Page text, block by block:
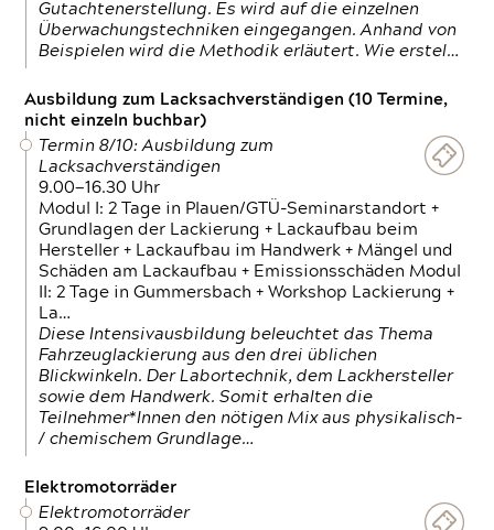
Gutachtenerstellung. Es wird auf die einzelnen
Überwachungstechniken eingegangen. Anhand von
Beispielen wird die Methodik erläutert. Wie erstel…
Ausbildung zum Lacksachverständigen (10 Termine,
nicht einzeln buchbar)
Termin 8/10: Ausbildung zum
Lacksachverständigen
9.00—16.30 Uhr
Modul I: 2 Tage in Plauen/GTÜ-Seminarstandort +
Grundlagen der Lackierung + Lackaufbau beim
Hersteller + Lackaufbau im Handwerk + Mängel und
Schäden am Lackaufbau + Emissionsschäden Modul
II: 2 Tage in Gummersbach + Workshop Lackierung +
La…
Diese Intensivausbildung beleuchtet das Thema
Fahrzeuglackierung aus den drei üblichen
Blickwinkeln. Der Labortechnik, dem Lackhersteller
sowie dem Handwerk. Somit erhalten die
Teilnehmer*Innen den nötigen Mix aus physikalisch-
/ chemischem Grundlage…
Elektromotorräder
Elektromotorräder